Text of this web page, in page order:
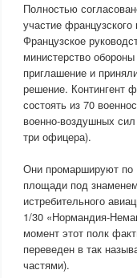
Полностью
участие французского
Французское
министерство
приглашение и
решение. Контингент
состоять из 70
военно-воздушных
три офицера).
Они промаршируют по
площади под
истребительного
1/30 «Нормандия-
момент этот полк
переведен в так
частями).